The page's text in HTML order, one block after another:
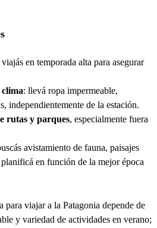
viajás en temporada alta para asegurar
: llevá ropa impermeable,
independientemente de la estación.
rutas y parques, especialmente fuera
avistamiento de fauna, paisajes
en función de la mejor época
viajar a la Patagonia depende de
y variedad de actividades en verano;